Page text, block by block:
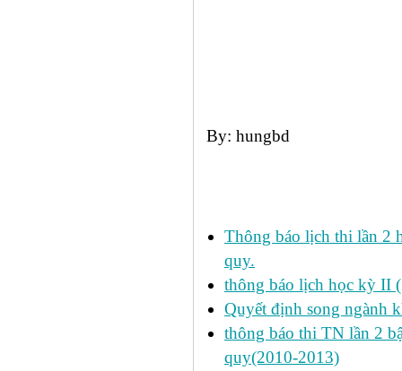
By: hungbd
Thông báo lịch thi lần 2
quy.
thông báo lịch học kỳ II
Quyết định song ngành
thông báo thi TN lần 2
quy(2010-2013)